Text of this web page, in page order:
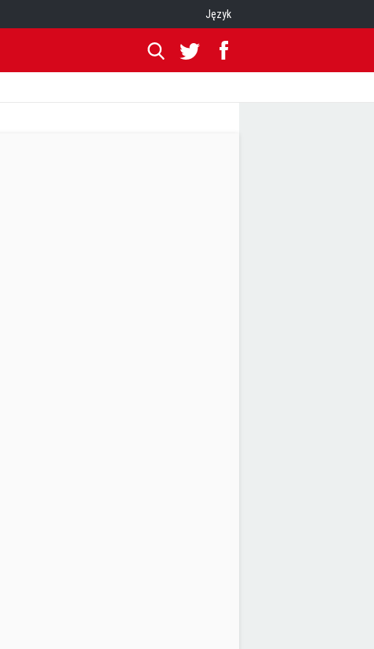
Język